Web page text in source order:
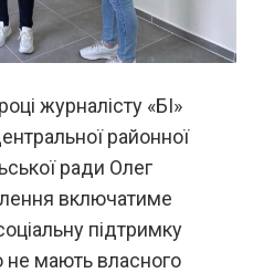
журналісту «БІ»
районної
ради Олег
включатиме
підтримку
мають власного